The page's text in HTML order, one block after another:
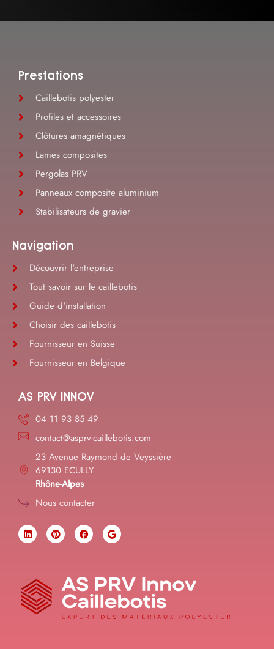
Prestations
Caillebotis polyester
Profiles et accessoires
Clôtures amagnétiques
Lames composites
Pergolas PRV
Panneaux composite aluminium
Stabilisateurs de gravier
Navigation
Découvrir l'entreprise
Tout savoir sur le caillebotis
Guide d'installation
Choisir des caillebotis
Fournisseur en Suisse
Fournisseur en Belgique
AS PRV INNOV
04 11 93 85 49
contact@asprv-caillebotis.com
23 Avenue Raymond de Veyssière
69130 ECULLY
Rhône-Alpes
Nous contacter